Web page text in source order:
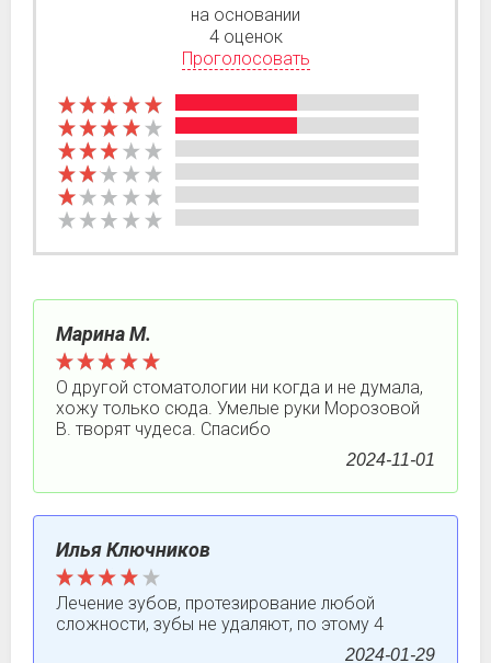
на основании
4 оценок
Проголосовать
Марина М.
О другой стоматологии ни когда и не думала,
хожу только сюда. Умелые руки Морозовой
В. творят чудеса. Спасибо
2024-11-01
Илья Ключников
Лечение зубов, протезирование любой
сложности, зубы не удаляют, по этому 4
2024-01-29